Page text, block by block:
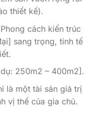
thiết kế).
cách kiến trúc
sang trọng, tinh tế
250m2 – 400m2].
là một tài sản giá trị
vị thế của gia chủ.